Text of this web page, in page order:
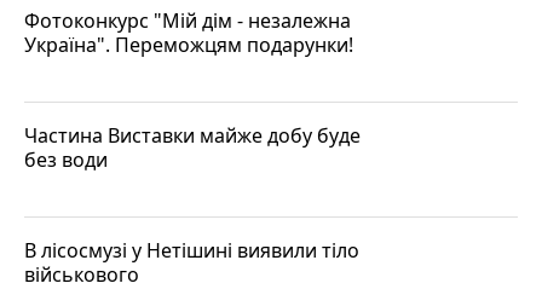
Фотоконкурс "Мій дім - незалежна
Україна". Переможцям подарунки!
Частина Виставки майже добу буде
без води
В лісосмузі у Нетішині виявили тіло
військового